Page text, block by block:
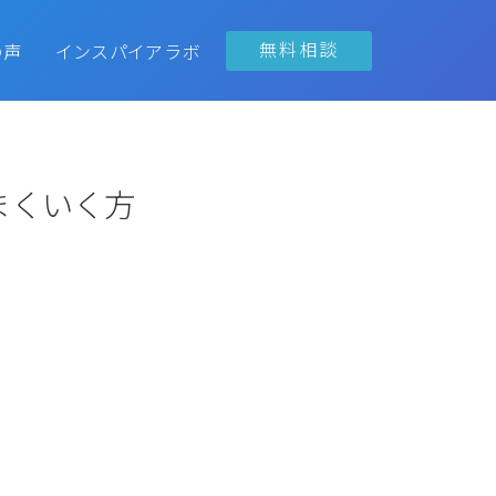
インスパイアラボ 無料相談
いく方